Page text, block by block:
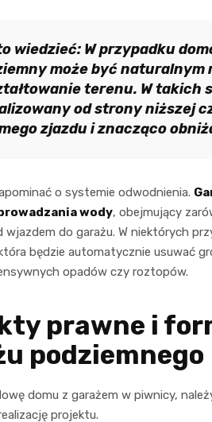
wiedzieć: W przypadku
może być
terenu. W takich
od strony niższej
zjazdu i znacząco
o systemie odwodnienia.
wody, obejmujący
wjazdem do garażu. W niektórych
będzie automatycznie usuwać
opadów czy roztopów.
prawne i
podziemnego
domu z garażem w piwnicy,
projektu.